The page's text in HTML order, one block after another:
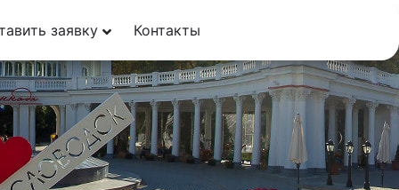
заявку Контакты